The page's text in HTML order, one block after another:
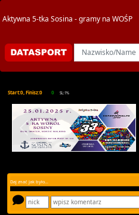
Aktywna 5-tka Sosina - gramy na WOŚP
Start:0, Finisz:0 0 SL:1%
Daj znać jak było...